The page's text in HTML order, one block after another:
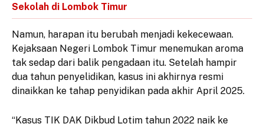
Sekolah di Lombok Timur
Namun, harapan itu berubah menjadi kekecewaan.
Kejaksaan Negeri Lombok Timur menemukan aroma
tak sedap dari balik pengadaan itu. Setelah hampir
dua tahun penyelidikan, kasus ini akhirnya resmi
dinaikkan ke tahap penyidikan pada akhir April 2025.
“Kasus TIK DAK Dikbud Lotim tahun 2022 naik ke